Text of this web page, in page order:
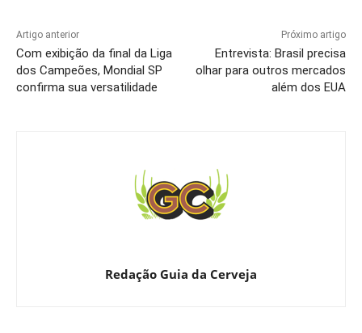
Artigo anterior
Com exibição da final da Liga
dos Campeões, Mondial SP
confirma sua versatilidade
Próximo artigo
Entrevista: Brasil precisa
olhar para outros mercados
além dos EUA
Redação Guia da Cerveja